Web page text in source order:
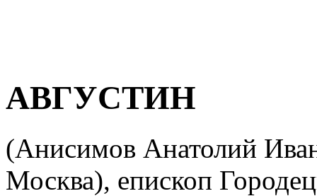
АВГУСТИН
(Анисимов Анатолий
Москва), епископ